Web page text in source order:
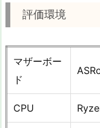
評価環境
マザーボー
ド
CPU